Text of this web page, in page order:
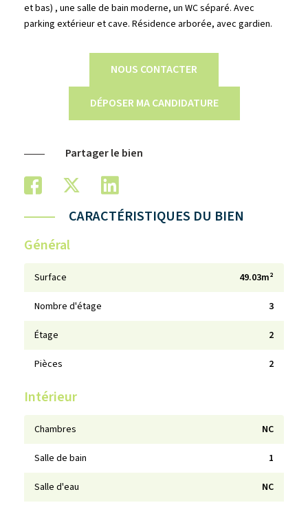
et bas) , une salle de bain moderne, un WC séparé. Avec
parking extérieur et cave. Résidence arborée, avec gardien.
NOUS CONTACTER
DÉPOSER MA CANDIDATURE
Partager le bien
CARACTÉRISTIQUES DU BIEN
Général
Surface 49.03m²
Nombre d'étage 3
Étage 2
Pièces 2
Intérieur
Chambres NC
Salle de bain 1
Salle d'eau NC